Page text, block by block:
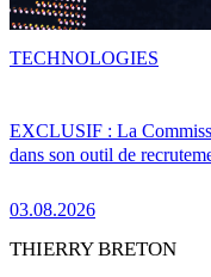
EXCLUSIF : La
dans son outil de
03.08.2026
TECHNOLOGIES
THIERRY BRETON